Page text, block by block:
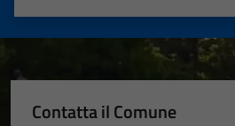
Valuta 5 stelle su 5
Valuta 4 stelle su 5
Valuta 3 stelle su 5
Valuta 2 stelle su 5
Valuta 1 stelle su 5
Contatta il Comune